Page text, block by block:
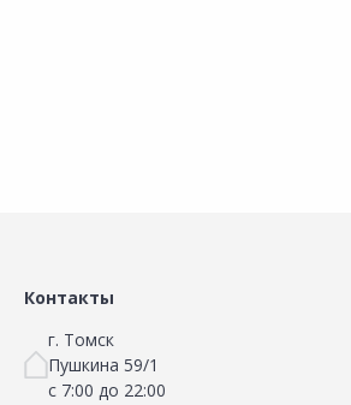
Контакты
г. Томск
Пушкина 59/1
с 7:00 до 22:00